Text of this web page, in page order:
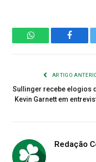
WhatsApp
ARTIGO
Sullinger recebe elogios
Kevin Garnett em
Redação